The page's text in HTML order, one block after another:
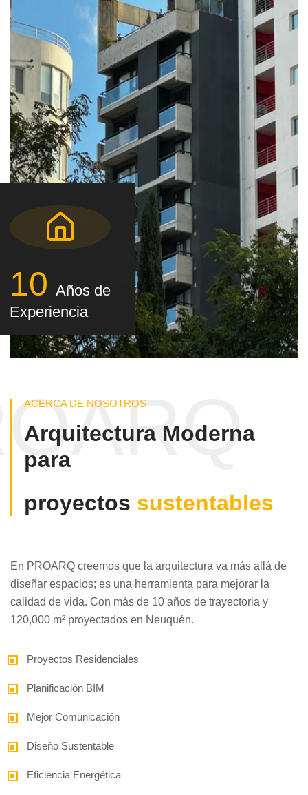
10 Años de
Experiencia
ACERCA DE NOSOTROS
Arquitectura Moderna
para
proyectos sustentables
En PROARQ creemos que la arquitectura va más allá de
diseñar espacios; es una herramienta para mejorar la
calidad de vida. Con más de 10 años de trayectoria y
120,000 m² proyectados en Neuquén.
Proyectos Residenciales
Planificación BIM
Mejor Comunicación
Diseño Sustentable
Eficiencia Energética